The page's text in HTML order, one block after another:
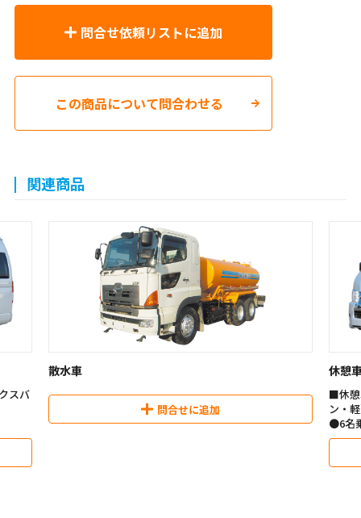
問合せ依頼リストに追加
この商品について問合わせる
関連商品
スバ
散水車
問合せに追加
休憩
■休憩
ン・
●6名
●フル
（2t